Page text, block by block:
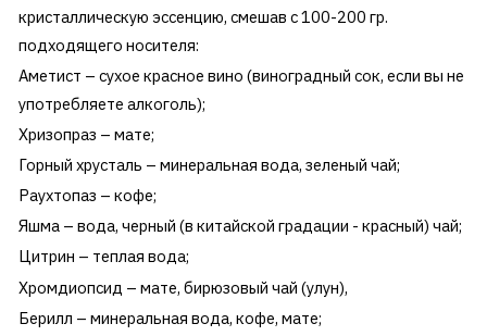
кристаллическую эссенцию, смешав с 100-200 гр.
подходящего носителя:
Аметист – сухое красное вино (виноградный сок, если вы не
употребляете алкоголь);
Хризопраз – мате;
Горный хрусталь – минеральная вода, зеленый чай;
Раухтопаз – кофе;
Яшма – вода, черный (в китайской градации - красный) чай;
Цитрин – теплая вода;
Хромдиопсид – мате, бирюзовый чай (улун),
Берилл – минеральная вода, кофе, мате;